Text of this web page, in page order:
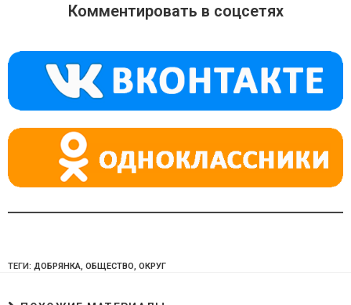
o
a
ss
ni
ki
gr
m
s
p
p
Комментировать в соцсетях
ТЕГИ: ДОБРЯНКА, ОБЩЕСТВО, ОКРУГ